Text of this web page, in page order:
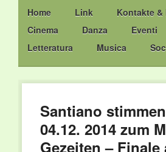
Main menu
Skip
to
content
Home Link
Kontakte &
Cinema
Danza Eventi
Letteratura
Musica
Santiano
04.12. 2014 zum
Gezeiten – Finale